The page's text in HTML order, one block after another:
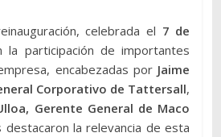
celebrada el 7 de
la participación de importantes
encabezadas por Jaime
Corporativo de Tattersall,
Gerente General de Maco
destacaron la relevancia de esta